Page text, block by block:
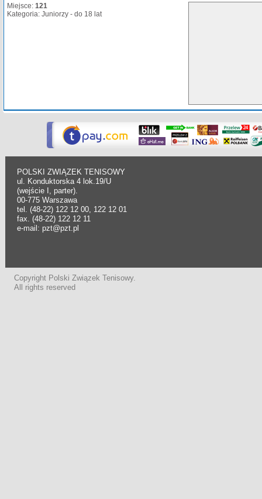
Miejsce: 121
Kategoria: Juniorzy - do 18 lat
POLSKI ZWIĄZEK TENISOWY
ul. Konduktorska 4 lok.19/U
(wejście I, parter).
00-775 Warszawa
tel. (48-22) 122 12 00, 122 12 01
fax. (48-22) 122 12 11
e-mail: pzt@pzt.pl
Copyright Polski Związek Tenisowy.
All rights reserved